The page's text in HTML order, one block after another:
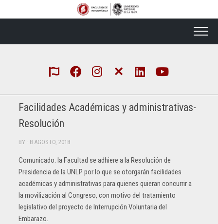
Facilidades Académicas y administrativas-
Resolución
BY · 8 AGOSTO, 2018
Comunicado: la Facultad se adhiere a la Resolución de
Presidencia de la UNLP por lo que se otorgarán facilidades
académicas y administrativas para quienes quieran concurrir a
la movilización al Congreso, con motivo del tratamiento
legislativo del proyecto de Interrupción Voluntaria del
Embarazo.